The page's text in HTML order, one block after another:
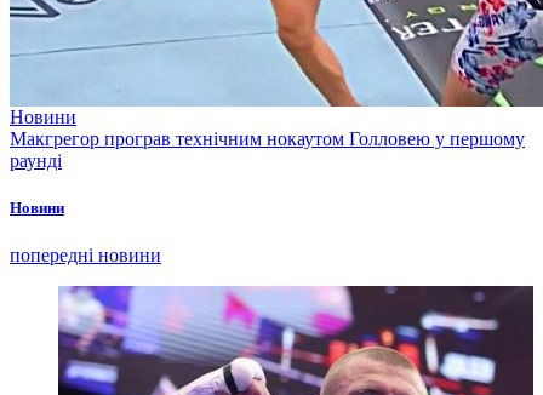
Новини
Макгрегор програв технічним нокаутом Голловею у першому
раунді
Новини
попередні новини